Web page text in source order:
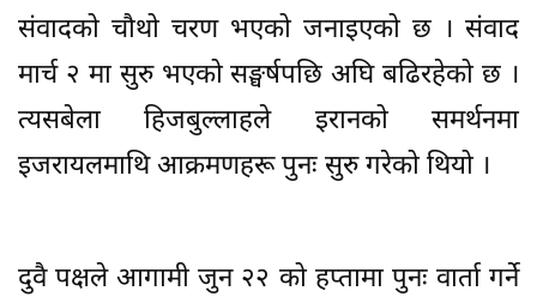
संवादको चौथो चरण भएको जनाइएको छ । संवाद
मार्च २ मा सुरु भएको सङ्घर्षपछि अघि बढिरहेको छ ।
त्यसबेला हिजबुल्लाहले इरानको समर्थनमा
इजरायलमाथि आक्रमणहरू पुनः सुरु गरेको थियो ।
दुवै पक्षले आगामी जुन २२ को हप्तामा पुनः वार्ता गर्ने